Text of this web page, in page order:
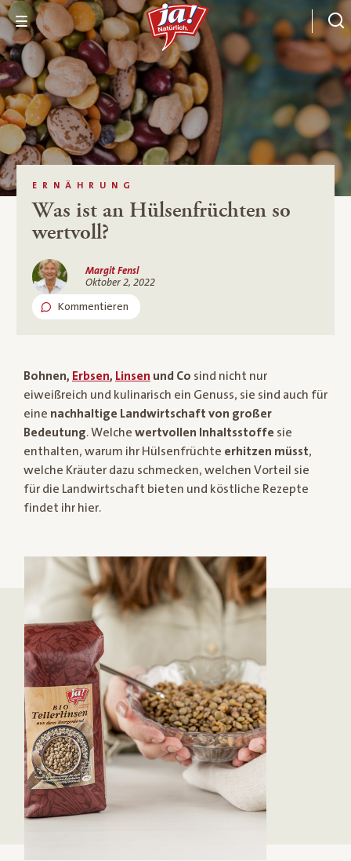
ERNÄHRUNG
Was ist an Hülsenfrüchten so
wertvoll?
Margit Fensl
Oktober 2, 2022
Kommentieren
Bohnen, Erbsen, Linsen und Co sind nicht nur
eiweißreich und kulinarisch ein Genuss, sie sind auch für
eine nachhaltige Landwirtschaft von großer
Bedeutung. Welche wertvollen Inhaltsstoffe sie
enthalten, warum ihr Hülsenfrüchte erhitzen müsst,
welche Kräuter dazu schmecken, welchen Vorteil sie
für die Landwirtschaft bieten und köstliche Rezepte
findet ihr hier.